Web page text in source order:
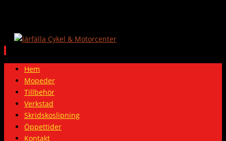
Skip
content
Hem
Mopeder
Tillbehör
Verkstad
Skridskoslipning
Öppettider
Kontakt